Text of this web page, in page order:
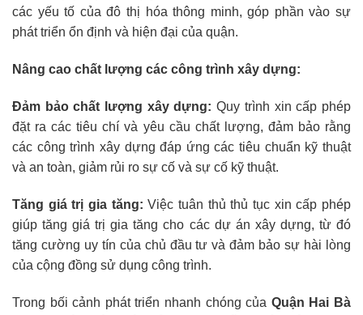
các yếu tố của đô thị hóa thông minh, góp phần vào sự
phát triển ổn định và hiện đại của quận.
Nâng cao chất lượng các công trình xây dựng:
Đảm bảo chất lượng xây dựng: Quy trình xin cấp phép
đặt ra các tiêu chí và yêu cầu chất lượng, đảm bảo rằng
các công trình xây dựng đáp ứng các tiêu chuẩn kỹ thuật
và an toàn, giảm rủi ro sự cố và sự cố kỹ thuật.
Tăng giá trị gia tăng: Việc tuân thủ thủ tục xin cấp phép
giúp tăng giá trị gia tăng cho các dự án xây dựng, từ đó
tăng cường uy tín của chủ đầu tư và đảm bảo sự hài lòng
của cộng đồng sử dụng công trình.
Trong bối cảnh phát triển nhanh chóng của Quận Hai Bà